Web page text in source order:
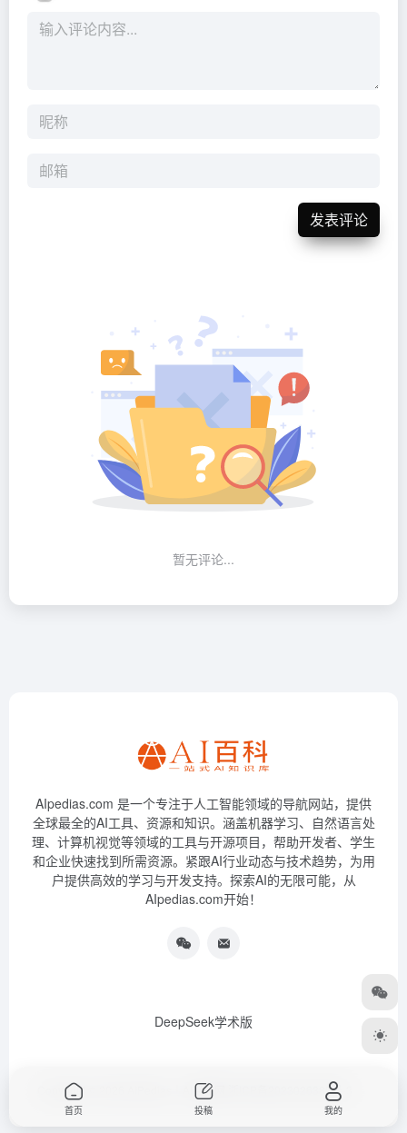
发表评论
暂无评论...
AIpedias.com 是一个专注于人工智能领域的导航网站，提供
全球最全的AI工具、资源和知识。涵盖机器学习、自然语言处
理、计算机视觉等领域的工具与开源项目，帮助开发者、学生
和企业快速找到所需资源。紧跟AI行业动态与技术趋势，为用
户提供高效的学习与开发支持。探索AI的无限可能，从
AIpedias.com开始！
DeepSeek学术版
Copyright © 2026 AIPedias｜AI导航网 浙ICP备2023026385号-3
首页 投稿 我的